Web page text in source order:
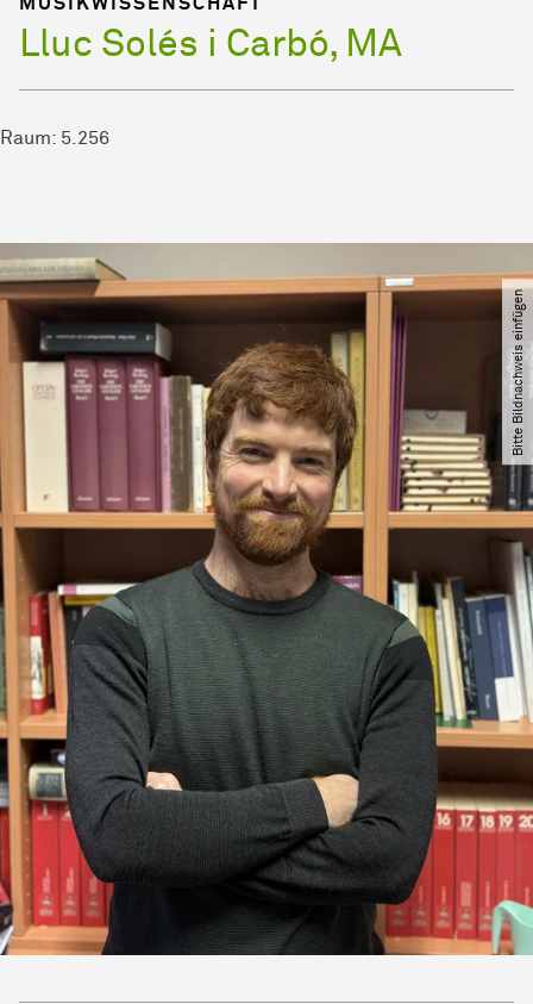
Lluc Solés i Carbó, MA
Raum: 5.256
Bitte Bildnachweis einfügen